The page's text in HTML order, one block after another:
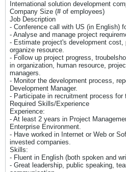
International solution development
Company Size (# of employees)
Job Description
- Conference call with US (in English)
- Analyse and manage project
- Estimate project's development cost,
organize resource.
- Follow up project progress,
in organization, human resource,
managers.
- Monitor the development process,
Development Manager.
- Participate in recruitment process for
Required Skills/Experience
Experience:
- At least 2 years in Project
Enterprise Environment.
- Have worked in Internet or Web or
invested companies.
Skills:
- Fluent in English (both spoken and
- Great leadership, public speaking,